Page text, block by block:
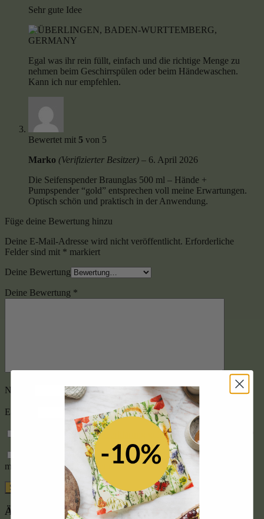
Sehr gute Idee
Egal was ihr rein füllt, einfach und die richtige Menge zu
nehmen beim Geschirrspülen oder beim Händewaschen.
Kann ich nur empfehlen.
Bewertet mit 5 von 5
Marko (Verifizierter Besitzer) – 6. April 2026
Die Seifenspender Braunglas 500 ml – Hände +
Pumpspender “gold” entsprechen voll meine Erwartungen.
Optisch schön und praktisch in der Anwendung.
Füge deine Bewertung hinzu
Deine E-Mail-Adresse wird nicht veröffentlicht. Erforderliche
Felder sind mit * markiert
Deine Bewertung
Deine Bewertung *
Name
E-Mail
Datenschutzerklärung gelesen und stimme ihr zu.
Name, E-Mail-Adresse und Website in diesem Browser für
meinen nächsten Kommentar speichern.
Ähnliche Produkte